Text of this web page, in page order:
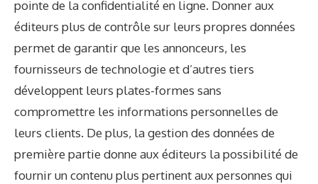
pointe de la confidentialité en ligne. Donner aux
éditeurs plus de contrôle sur leurs propres données
permet de garantir que les annonceurs, les
fournisseurs de technologie et d’autres tiers
développent leurs plates-formes sans
compromettre les informations personnelles de
leurs clients. De plus, la gestion des données de
première partie donne aux éditeurs la possibilité de
fournir un contenu plus pertinent aux personnes qui